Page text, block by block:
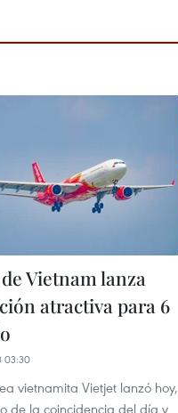
Vietnam lanza
atractiva para 6
vietnamita Vietjet lanzó hoy,
de la coincidencia del día y